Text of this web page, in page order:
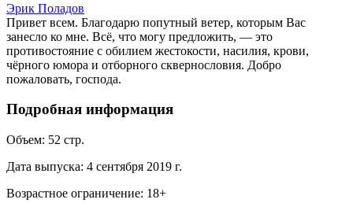
Эрик Поладов
Привет всем. Благодарю попутный ветер, которым Вас
занесло ко мне. Всё, что могу предложить, — это
противостояние с обилием жестокости, насилия, крови,
чёрного юмора и отборного сквернословия. Добро
пожаловать, господа.
Подробная информация
Объем: 52 стр.
Дата выпуска: 4 сентября 2019 г.
Возрастное ограничение: 18+